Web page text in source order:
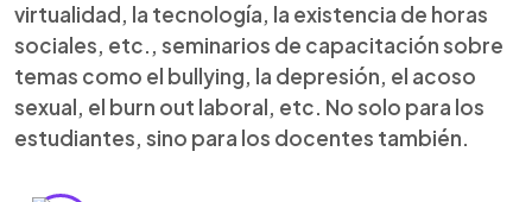
virtualidad, la tecnología, la existencia de horas
sociales, etc., seminarios de capacitación sobre
temas como el bullying, la depresión, el acoso
sexual, el burn out laboral, etc. No solo para los
estudiantes, sino para los docentes también.